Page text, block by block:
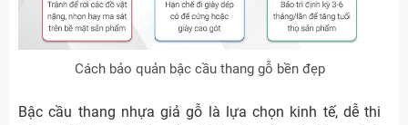
Cách bảo quản bậc cầu thang gỗ bền đẹp
Bậc cầu thang nhựa giả gỗ là lựa chọn kinh tế, dễ thi